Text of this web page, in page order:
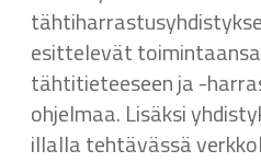
esittelevät
tähtitieteeseen ja -
ohjelmaa. Lisäksi
illalla tehtävässä